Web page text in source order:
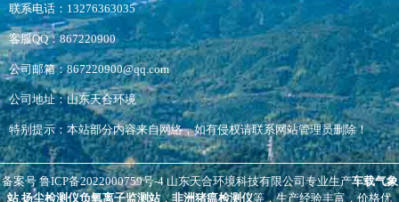
联系电话：13276363035
客服QQ：867220900
公司邮箱：867220900@qq.com
公司地址：山东天合环境
特别提示：本站部分内容来自网络，如有侵权请联系网站管理员删除！
备案号 鲁ICP备2022000759号-4山东天合环境科技有限公司专业生产车载气象
站,扬尘检测仪负氧离子监测站，非洲猪瘟检测仪等，生产经验丰富，价格优